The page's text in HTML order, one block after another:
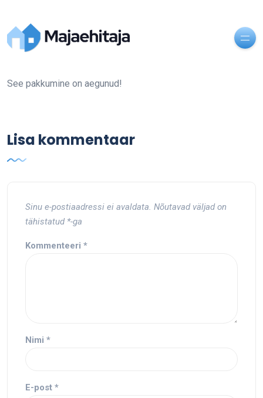
See pakkumine on aegunud!
Lisa kommentaar
Sinu e-postiaadressi ei avaldata. Nõutavad väljad on
tähistatud *-ga
Kommenteeri *
Nimi *
E-post *